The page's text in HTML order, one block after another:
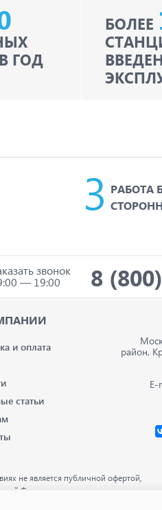
ГОД
БОЛЕЕ
РАБОТА
звонок
— 19:00
8
и оплата
статьи
район,
E-
не является публичной офертой,
Федерации.